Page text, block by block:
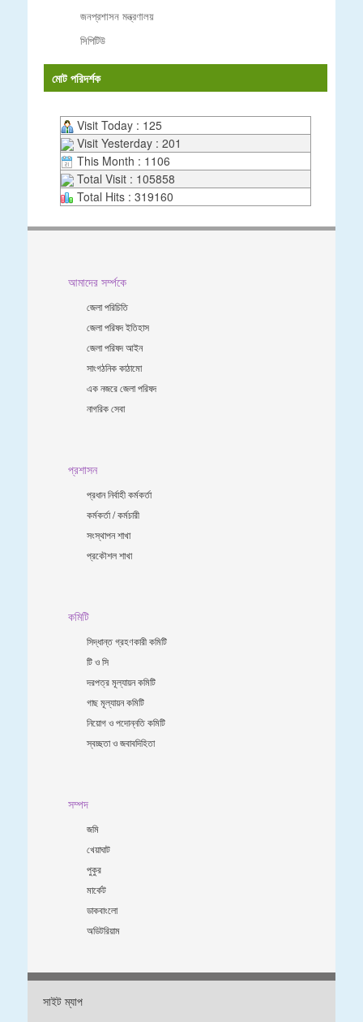
জনপ্রশাসন মন্ত্রণালয়
সিপিটিউ
মোট পরিদর্শক
Visit Today : 125
Visit Yesterday : 201
This Month : 1106
Total Visit : 105858
Total Hits : 319160
আমাদের সর্ম্পকে
জেলা পরিচিতি
জেলা পরিষদ ইতিহাস
জেলা পরিষদ আইন
সাংগঠনিক কাঠামো
এক নজরে জেলা পরিষদ
নাগরিক সেবা
প্রশাসন
প্রধান নির্বাহী কর্মকর্তা
কর্মকর্তা / কর্মচারী
সংস্থাপন শাখা
প্রকৌশল শাখা
কমিটি
সিদ্ধান্ত গ্রহণকারী কমিটি
টি ও সি
দরপত্র মূল্যায়ন কমিটি
গাছ মূল্যায়ন কমিটি
নিয়োগ ও পদোন্নতি কমিটি
স্বচ্ছতা ও জবাবদিহিতা
সম্পদ
জমি
খেয়াঘাট
পুকুর
মার্কেট
ডাকবাংলো
অডিটরিয়াম
সাইট ম্যাপ